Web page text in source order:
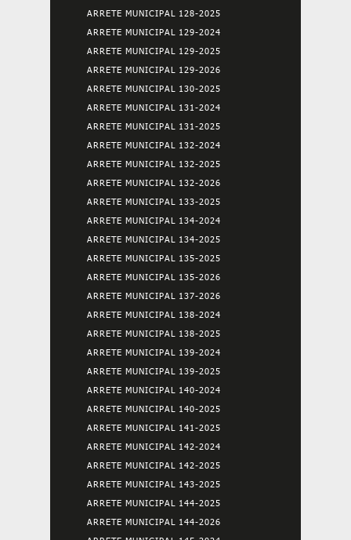
ARRETE MUNICIPAL 128-2025
ARRETE MUNICIPAL 129-2024
ARRETE MUNICIPAL 129-2025
ARRETE MUNICIPAL 129-2026
ARRETE MUNICIPAL 130-2025
ARRETE MUNICIPAL 131-2024
ARRETE MUNICIPAL 131-2025
ARRETE MUNICIPAL 132-2024
ARRETE MUNICIPAL 132-2025
ARRETE MUNICIPAL 132-2026
ARRETE MUNICIPAL 133-2025
ARRETE MUNICIPAL 134-2024
ARRETE MUNICIPAL 134-2025
ARRETE MUNICIPAL 135-2025
ARRETE MUNICIPAL 135-2026
ARRETE MUNICIPAL 137-2026
ARRETE MUNICIPAL 138-2024
ARRETE MUNICIPAL 138-2025
ARRETE MUNICIPAL 139-2024
ARRETE MUNICIPAL 139-2025
ARRETE MUNICIPAL 140-2024
ARRETE MUNICIPAL 140-2025
ARRETE MUNICIPAL 141-2025
ARRETE MUNICIPAL 142-2024
ARRETE MUNICIPAL 142-2025
ARRETE MUNICIPAL 143-2025
ARRETE MUNICIPAL 144-2025
ARRETE MUNICIPAL 144-2026